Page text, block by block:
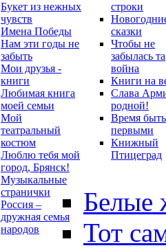
Букет из нежных
чувств
Имена Победы
Нам эти годы не
забыть
Мои друзья -
книги
Любимая книга
моей семьи
Мой
театральный
костюм
Люблю тебя мой
город, Брянск!
Музыкальные
странички
Россия –
дружная семья
народов
строки
сказки
Чтобы не
забылась та
война
Книги на
Слава
родной!
Время быть
первыми
Книжный
Птицеград
Белые
Тот